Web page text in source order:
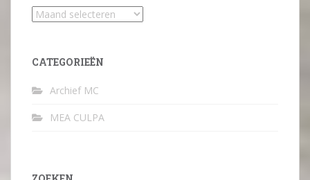
Archief
CATEGORIEËN
Archief MC
MEA CULPA